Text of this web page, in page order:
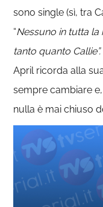
sono single (sì, tra
“Nessuno in tutta la
tanto quanto Callie”.
April ricorda alla
sempre cambiare e,
nulla è mai chiuso